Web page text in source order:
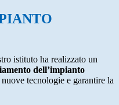
istituto ha realizzato un
dell’impianto
tecnologie e garantire la